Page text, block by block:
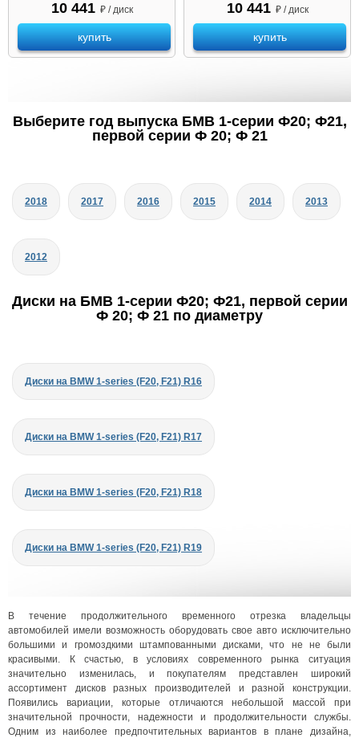
10 441 ₽ / диск
купить
10 441 ₽ / диск
купить
Выберите год выпуска БМВ 1-серии Ф20; Ф21,
первой серии Ф 20; Ф 21
2018 2017 2016 2015 2014 2013
2012
Диски на БМВ 1-серии Ф20; Ф21, первой серии
Ф 20; Ф 21 по диаметру
Диски на BMW 1-series (F20, F21) R16
Диски на BMW 1-series (F20, F21) R17
Диски на BMW 1-series (F20, F21) R18
Диски на BMW 1-series (F20, F21) R19
В течение продолжительного временного отрезка владельцы
автомобилей имели возможность оборудовать свое авто исключительно
большими и громоздкими штампованными дисками, что не не были
красивыми. К счастью, в условиях современного рынка ситуация
значительно изменилась, и покупателям представлен широкий
ассортимент дисков разных производителей и разной конструкции.
Появились вариации, которые отличаются небольшой массой при
значительной прочности, надежности и продолжительности службы.
Одним из наиболее предпочтительных вариантов в плане дизайна,